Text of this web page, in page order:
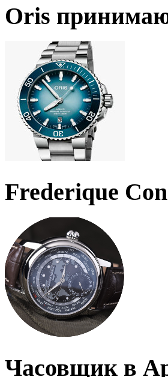
Oris
Frederique
Часовщик в